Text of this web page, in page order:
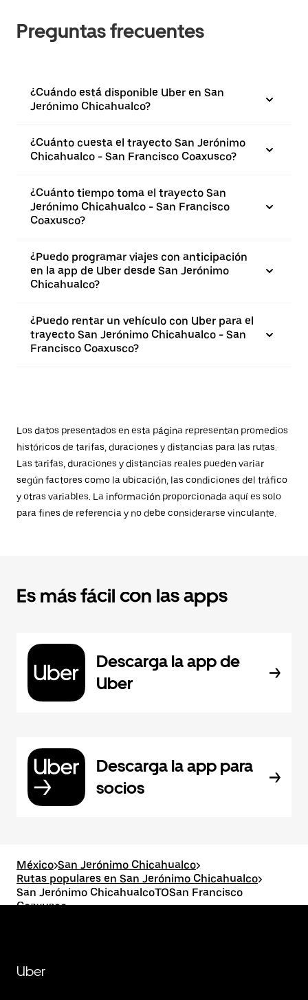
Preguntas frecuentes
¿Cuándo está disponible Uber en San
Jerónimo Chicahualco?
¿Cuánto cuesta el trayecto San Jerónimo
Chicahualco - San Francisco Coaxusco?
¿Cuánto tiempo toma el trayecto San
Jerónimo Chicahualco - San Francisco
Coaxusco?
¿Puedo programar viajes con anticipación
en la app de Uber desde San Jerónimo
Chicahualco?
¿Puedo rentar un vehículo con Uber para el
trayecto San Jerónimo Chicahualco - San
Francisco Coaxusco?
Los datos presentados en esta página representan promedios
históricos de tarifas, duraciones y distancias para las rutas.
Las tarifas, duraciones y distancias reales pueden variar
según factores como la ubicación, las condiciones del tráfico
y otras variables. La información proporcionada aquí es solo
para fines de referencia y no debe considerarse vinculante.
Es más fácil con las apps
Descarga la app de
Uber
Descarga la app para
socios
México>San Jerónimo Chicahualco>
Rutas populares en San Jerónimo Chicahualco>
San Jerónimo ChicahualcoTOSan Francisco
Coaxusco
Uber